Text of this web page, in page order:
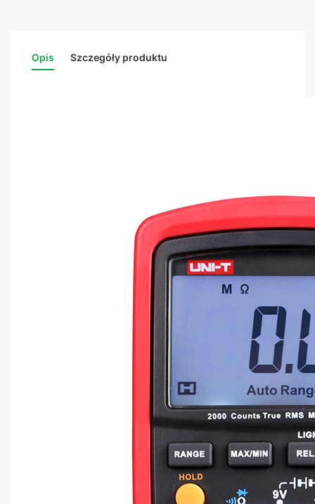
Opis Szczegóły produktu